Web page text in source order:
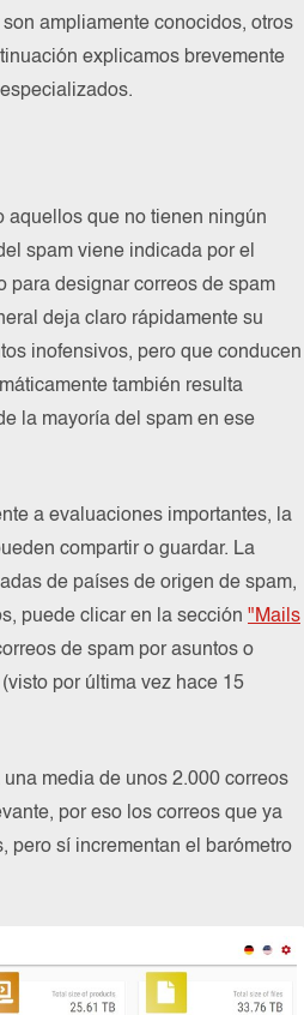
ampliamente conocidos, otros
explicamos brevemente
aquellos que no tienen ningún
spam viene indicada por el
para designar correos de spam
deja claro rápidamente su
inofensivos, pero que conducen
también resulta
la mayoría del spam en ese
a evaluaciones importantes, la
compartir o guardar. La
de países de origen de spam,
puede clicar en la sección "Mails
de spam por asuntos o
por última vez hace 15
media de unos 2.000 correos
por eso los correos que ya
pero sí incrementan el barómetro